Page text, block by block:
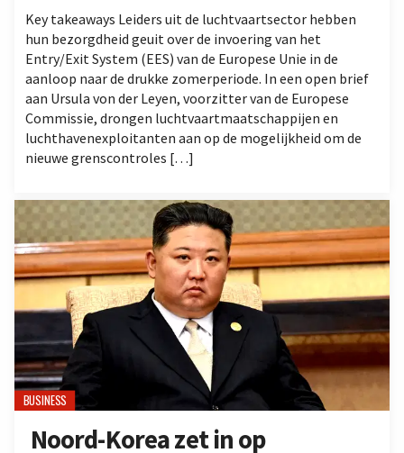
Key takeaways Leiders uit de luchtvaartsector hebben
hun bezorgdheid geuit over de invoering van het
Entry/Exit System (EES) van de Europese Unie in de
aanloop naar de drukke zomerperiode. In een open brief
aan Ursula von der Leyen, voorzitter van de Europese
Commissie, drongen luchtvaartmaatschappijen en
luchthavenexploitanten aan op de mogelijkheid om de
nieuwe grenscontroles […]
BUSINESS
Noord-Korea zet in op